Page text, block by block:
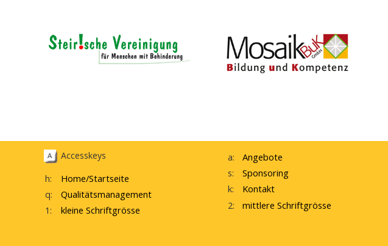
Accesskeys
h: Home/Startseite
q:
Qualitätsmanagement
1:
kleine Schriftgrösse
a:
Angebote
s:
Sponsoring
k:
Kontakt
2:
mittlere Schriftgrösse